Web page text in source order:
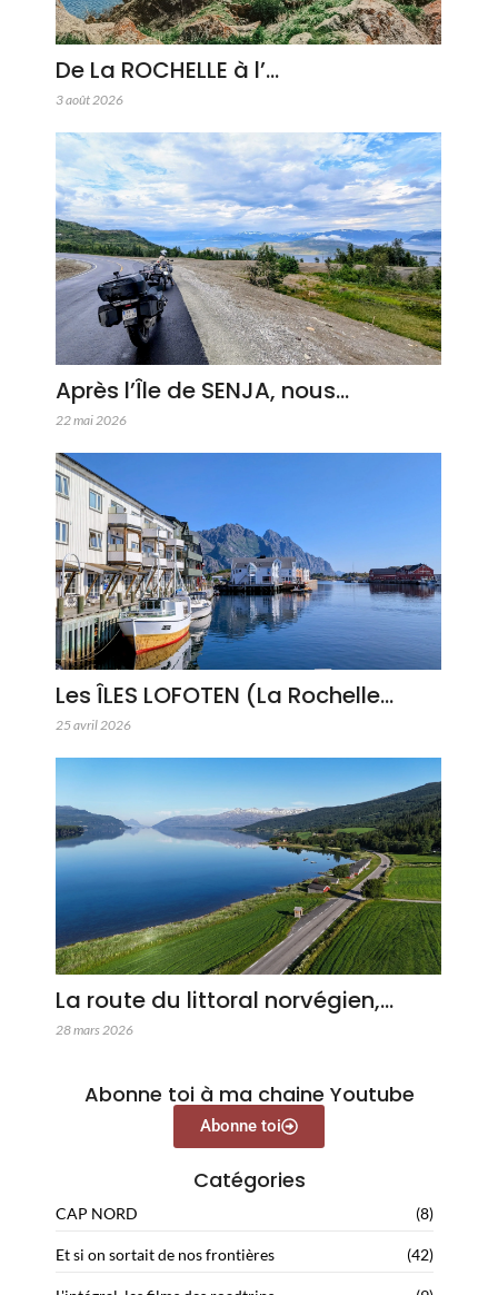
De La ROCHELLE à l’…
3 août 2026
Après l’Île de SENJA, nous…
22 mai 2026
Les ÎLES LOFOTEN (La Rochelle…
25 avril 2026
La route du littoral norvégien,…
28 mars 2026
Abonne toi à ma chaine Youtube
Abonne toi
Catégories
CAP NORD (8)
Et si on sortait de nos frontières (42)